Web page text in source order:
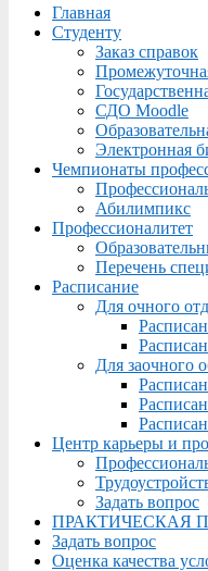
Menu
Главная
Студенту
Заказ справок
СДО Moodle
Электронная
Чемпионаты
Абилимпикс
Профессионалитет
Перечень
Расписание
Для очного
Для заочного
Центр карьеры и
Задать вопрос
ПРАКТИЧЕСКАЯ
Задать вопрос
Оценка качества